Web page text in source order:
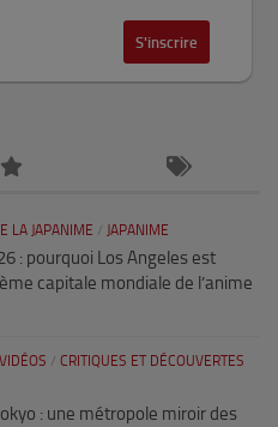
LA JAPANIME / JAPANIME
: pourquoi Los Angeles est
capitale mondiale de l’anime
/ CRITIQUES ET DÉCOUVERTES
: une métropole miroir des